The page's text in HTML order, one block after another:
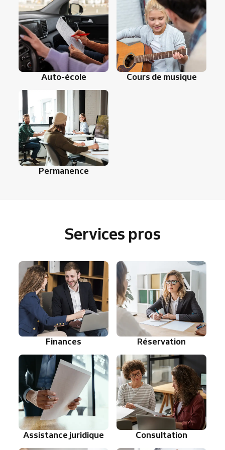
Auto-école Cours de musique
Permanence
Services pros
Finances Réservation
Assistance juridique Consultation